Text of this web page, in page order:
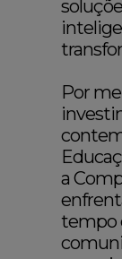
Por
a
tempo